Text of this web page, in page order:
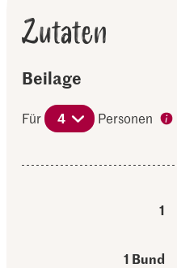
Zutaten
Beilage
Für 4 Personen
1
1 Bund